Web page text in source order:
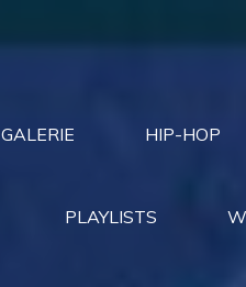
GALERIE HIP-HOP
PLAYLISTS